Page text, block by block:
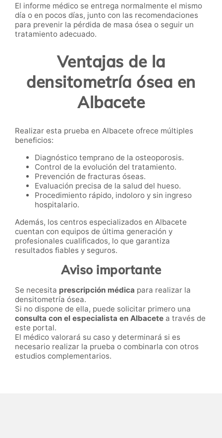
El informe médico se entrega normalmente el mismo
día o en pocos días, junto con las recomendaciones
para prevenir la pérdida de masa ósea o seguir un
tratamiento adecuado.
Ventajas de la
densitometría ósea en
Albacete
Realizar esta prueba en Albacete ofrece múltiples
beneficios:
Diagnóstico temprano de la osteoporosis.
Control de la evolución del tratamiento.
Prevención de fracturas óseas.
Evaluación precisa de la salud del hueso.
Procedimiento rápido, indoloro y sin ingreso
hospitalario.
Además, los centros especializados en Albacete
cuentan con equipos de última generación y
profesionales cualificados, lo que garantiza
resultados fiables y seguros.
Aviso importante
Se necesita prescripción médica para realizar la
densitometría ósea.
Si no dispone de ella, puede solicitar primero una
consulta con el especialista en Albacete a través de
este portal.
El médico valorará su caso y determinará si es
necesario realizar la prueba o combinarla con otros
estudios complementarios.